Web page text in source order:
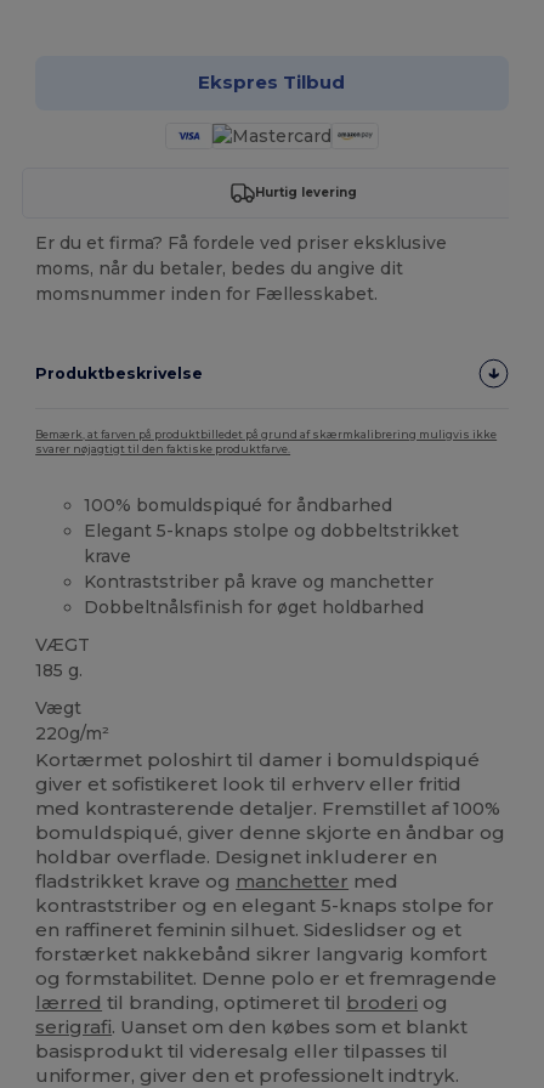
Ekspres Tilbud
Hurtig levering
Er du et firma? Få fordele ved priser eksklusive
moms, når du betaler, bedes du angive dit
momsnummer inden for Fællesskabet.
Produktbeskrivelse
Bemærk, at farven på produktbilledet på grund af skærmkalibrering muligvis ikke
svarer nøjagtigt til den faktiske produktfarve.
100% bomuldspiqué for åndbarhed
Elegant 5-knaps stolpe og dobbeltstrikket
krave
Kontraststriber på krave og manchetter
Dobbeltnålsfinish for øget holdbarhed
VÆGT
185 g.
Vægt
220g/m²
Kortærmet poloshirt til damer i bomuldspiqué
giver et sofistikeret look til erhverv eller fritid
med kontrasterende detaljer. Fremstillet af 100%
bomuldspiqué, giver denne skjorte en åndbar og
holdbar overflade. Designet inkluderer en
fladstrikket krave og manchetter med
kontraststriber og en elegant 5-knaps stolpe for
en raffineret feminin silhuet. Sideslidser og et
forstærket nakkebånd sikrer langvarig komfort
og formstabilitet. Denne polo er et fremragende
lærred til branding, optimeret til broderi og
serigrafi. Uanset om den købes som et blankt
basisprodukt til videresalg eller tilpasses til
uniformer, giver den et professionelt indtryk.